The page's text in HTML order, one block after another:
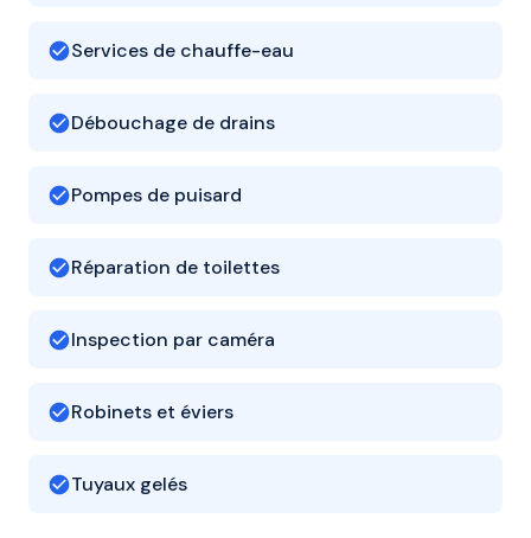
Services de chauffe-eau
Débouchage de drains
Pompes de puisard
Réparation de toilettes
Inspection par caméra
Robinets et éviers
Tuyaux gelés